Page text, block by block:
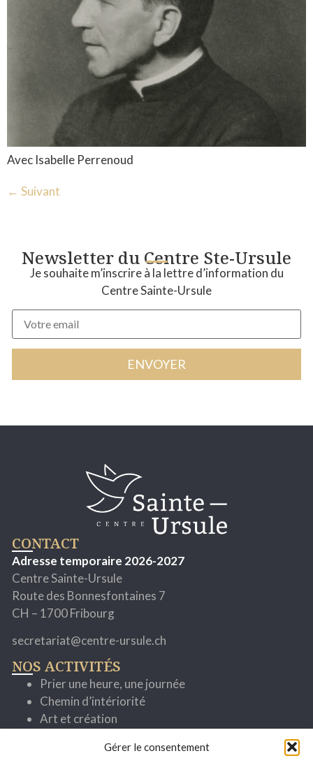
Gérer le consentement
Avec Isabelle Perrenoud
← Suivant
Newsletter du Centre Ste-Ursule
Je souhaite m’inscrire à la lettre d’information du
Centre Sainte-Ursule
CONTACT
Adresse temporaire 2026-2027
Centre Sainte-Ursule
Route des Bonnesfontaines 7
CH – 1700 Fribourg
secretariat@centre-ursule.ch
NOS ACTIVITÉS
Prier une heure, une journée
Chemin d’intériorité
Art et création
Spiritualité ignatienne